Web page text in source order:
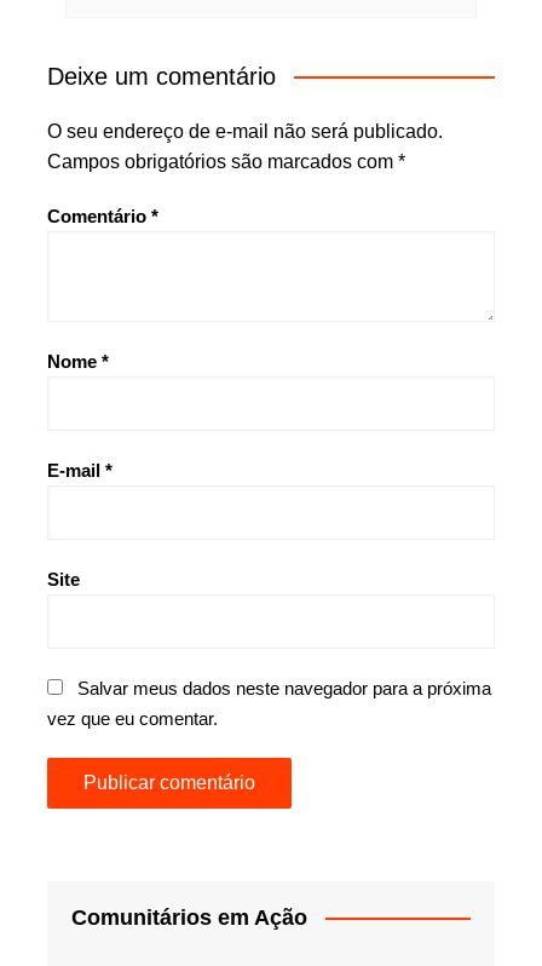
Deixe um comentário
O seu endereço de e-mail não será publicado.
Campos obrigatórios são marcados com *
Comentário *
Nome *
E-mail *
Site
Salvar meus dados neste navegador para a próxima
vez que eu comentar.
Comunitários em Ação